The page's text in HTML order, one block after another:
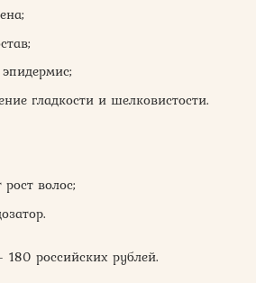
гладкости и шелковистости.
волос;
180 российских рублей.